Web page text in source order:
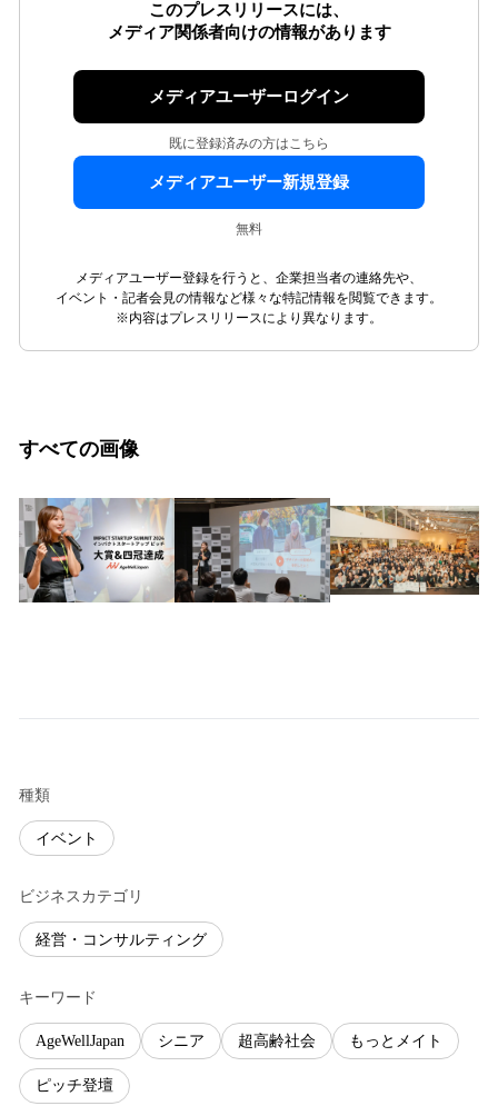
このプレスリリースには、
メディア関係者向けの情報があります
メディアユーザーログイン
既に登録済みの方はこちら
メディアユーザー新規登録
無料
メディアユーザー登録を行うと、企業担当者の連絡先や、
イベント・記者会見の情報など様々な特記情報を閲覧できます。
※内容はプレスリリースにより異なります。
すべての画像
種類
イベント
ビジネスカテゴリ
経営・コンサルティング
キーワード
AgeWellJapan シニア 超高齢社会 もっとメイト
ピッチ登壇